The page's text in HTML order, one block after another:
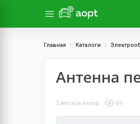
Главная Каталоги
Антенна
2 месяца назад 69